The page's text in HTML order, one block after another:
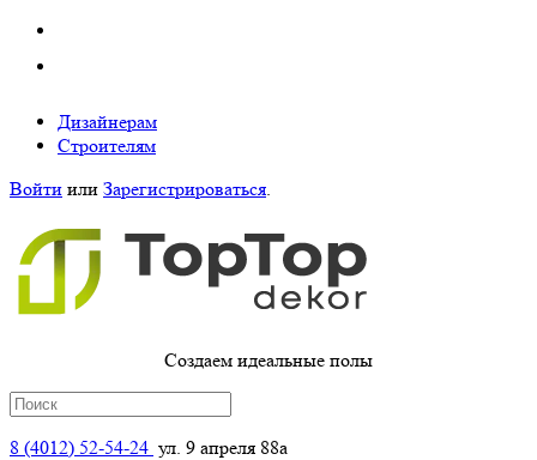
Дизайнерам
Строителям
Войти или Зарегистрироваться.
Создаем идеальные полы
8 (4012) 52-54-24 ул. 9 апреля 88а